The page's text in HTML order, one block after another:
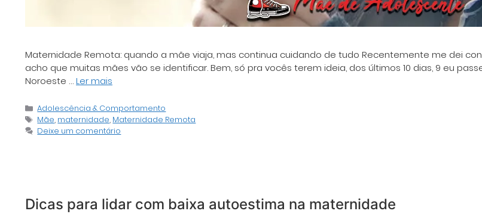
Maternidade Remota: quando a mãe viaja, mas continua cuidando de tudo Recentemente me dei
acho que muitas mães vão se identificar. Bem, só pra vocês terem ideia, dos últimos 10 dias, 9 eu
Noroeste …Ler mais
Categorias
Adolescência & Comportamento
Tags
Mãe, maternidade, Maternidade Remota
Deixe um comentário
Dicas para lidar com baixa autoestima na maternidade